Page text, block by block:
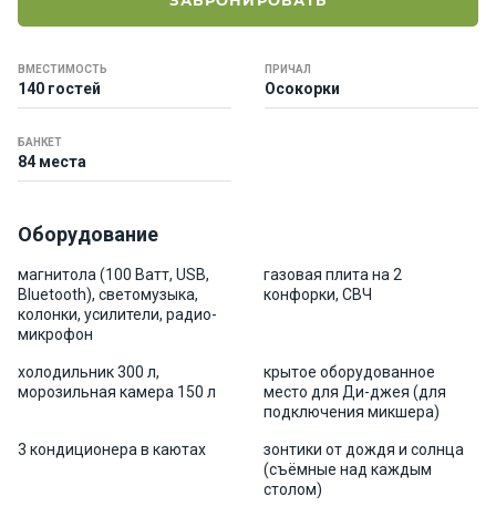
ВМЕСТИМОСТЬ
140 гостей
ПРИЧАЛ
Осокорки
БАНКЕТ
84 места
Оборудование
магнитола (100 Ватт, USB,
Bluetooth), светомузыка,
колонки, усилители, радио-
микрофон
газовая плита на 2
конфорки, СВЧ
холодильник 300 л,
морозильная камера 150 л
крытое оборудованное
место для Ди-джея (для
подключения микшера)
3 кондиционера в каютах
зонтики от дождя и солнца
(съёмные над каждым
столом)
К
е
р
а
ммы